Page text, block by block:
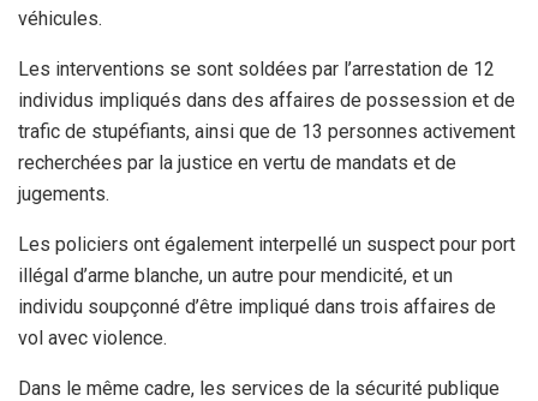
véhicules.
Les interventions se sont soldées par l’arrestation de 12
individus impliqués dans des affaires de possession et de
trafic de stupéfiants, ainsi que de 13 personnes activement
recherchées par la justice en vertu de mandats et de
jugements.
Les policiers ont également interpellé un suspect pour port
illégal d’arme blanche, un autre pour mendicité, et un
individu soupçonné d’être impliqué dans trois affaires de
vol avec violence.
Dans le même cadre, les services de la sécurité publique